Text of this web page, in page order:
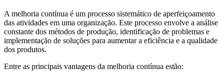
A melhoria contínua é um processo sistemático de aperfeiçoamento
das atividades em uma organização. Este processo envolve a análise
constante dos métodos de produção, identificação de problemas e
implementação de soluções para aumentar a eficiência e a qualidade
dos produtos.
Entre as principais vantagens da melhoria contínua estão: